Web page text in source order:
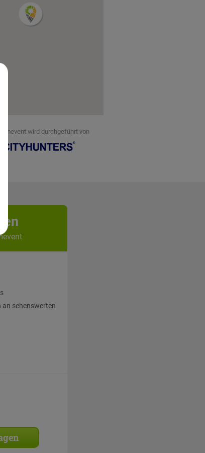
wird durchgeführt von
sehenswerten